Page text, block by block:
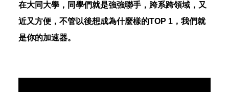
在大同大學，同學們就是強強聯手，跨系跨領域，又
近又方便，不管以後想成為什麼樣的TOP 1，我們就
是你的加速器。